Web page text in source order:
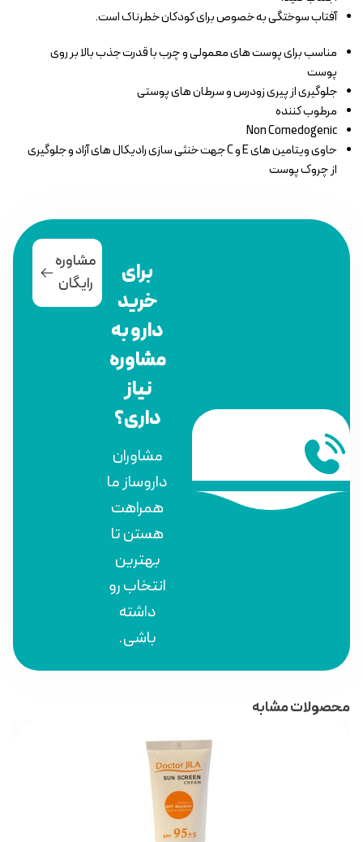
آفتاب سوختگی به خصوص برای کودکان خطرناک است.
مناسب برای پوست های معمولی و چرب با قدرت جذب بالا بر روی
پوست
جلوگیری از پیری زودرس و سرطان های پوستی
مرطوب کننده
Non Comedogenic
حاوی ویتامین های E و C جهت خنثی سازی رادیکال های آزاد و جلوگیری
از چروک پوست
برای
خرید
دارو به
مشاوره
نیاز
داری؟
مشاوران
داروساز ما
همراهت
هستن تا
بهترین
انتخاب رو
داشته
باشی.
مشاوره
رایگان
محصولات مشابه